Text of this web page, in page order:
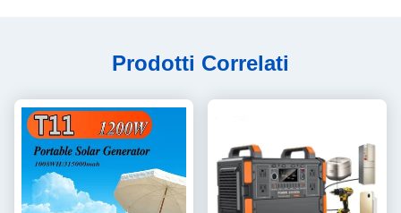
Prodotti Correlati